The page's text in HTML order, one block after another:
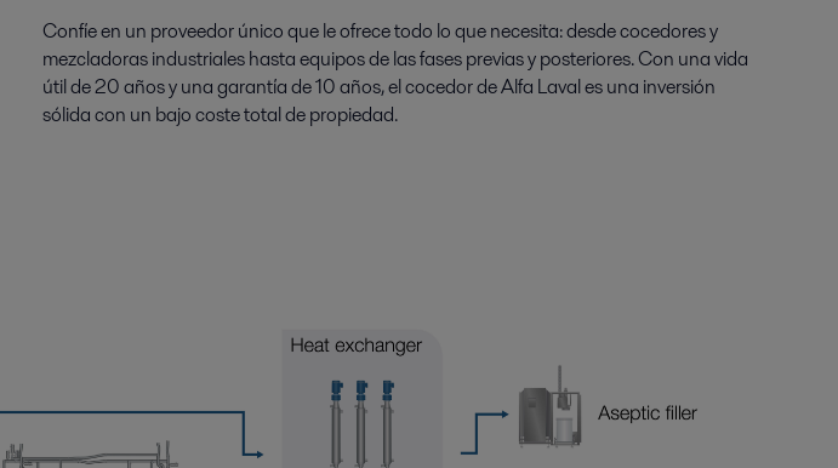
Confíe en un proveedor único que le ofrece todo lo que necesita: desde cocedores y
mezcladoras industriales hasta equipos de las fases previas y posteriores. Con una vida
útil de 20 años y una garantía de 10 años, el cocedor de Alfa Laval es una inversión
sólida con un bajo coste total de propiedad.